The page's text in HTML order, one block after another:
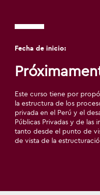
Fecha de inicio:
Este curso tiene por
la estructura de los
privada en el Perú y el
Públicas Privadas y de las
tanto desde el punto de
de vista de la